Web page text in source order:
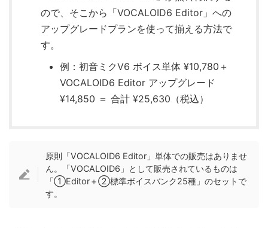
ので、そこから「VOCALOID6 Editor」への
アップグレードプランを使って揃える方法で
す。
例：初音ミクV6 ボイス単体 ¥10,780＋
VOCALOID6 Editor アップグレード
¥14,850 ＝ 合計 ¥25,630（税込）
原則「VOCALOID6 Editor」単体での販売はありませ
ん。「VOCALOID6」として販売されているものは
「①Editor＋②標準ボイスバンク25種」のセットで
す。